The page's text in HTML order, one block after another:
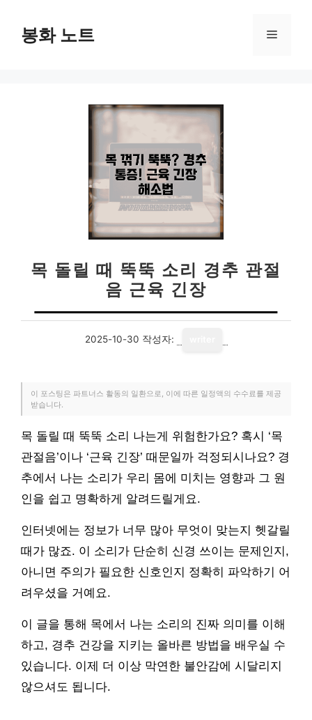
봉화 노트 메
목 돌릴 때 뚝뚝 소리 경추 관절
음 근육 긴장
2025-10-30 작성자:
이 포스팅은 파트너스 활동의 일환으로, 이에 따른 일정액의 수수료를 제공
받습니다.
목 돌릴 때 뚝뚝 소리 나는게 위험한가요? 혹시 ‘목
관절음’이나 ‘근육 긴장’ 때문일까 걱정되시나요? 경
추에서 나는 소리가 우리 몸에 미치는 영향과 그 원
인을 쉽고 명확하게 알려드릴게요.
인터넷에는 정보가 너무 많아 무엇이 맞는지 헷갈릴
때가 많죠. 이 소리가 단순히 신경 쓰이는 문제인지,
아니면 주의가 필요한 신호인지 정확히 파악하기 어
려우셨을 거예요.
이 글을 통해 목에서 나는 소리의 진짜 의미를 이해
하고, 경추 건강을 지키는 올바른 방법을 배우실 수
있습니다. 이제 더 이상 막연한 불안감에 시달리지
않으셔도 됩니다.